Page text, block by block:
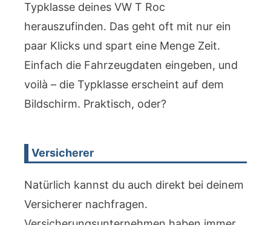
Typklasse deines VW T Roc
herauszufinden. Das geht oft mit nur ein
paar Klicks und spart eine Menge Zeit.
Einfach die Fahrzeugdaten eingeben, und
voilà – die Typklasse erscheint auf dem
Bildschirm. Praktisch, oder?
Versicherer
Natürlich kannst du auch direkt bei deinem
Versicherer nachfragen.